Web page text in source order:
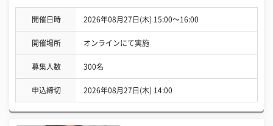
開催日時 2026年08月27日(木) 15:00〜16:00
開催場所 オンラインにて実施
募集人数 300名
申込締切 2026年08月27日(木) 14:00